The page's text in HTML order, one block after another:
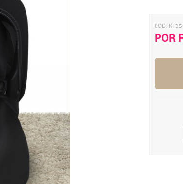
CÓD:
POR